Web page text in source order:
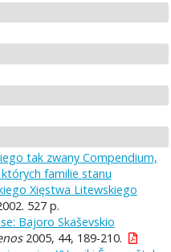
tak zwany Compendium,
familie stanu
Xięstwa Litewskiego
527 p.
Bajoro Skaševskio
2005, 44, 189-210.